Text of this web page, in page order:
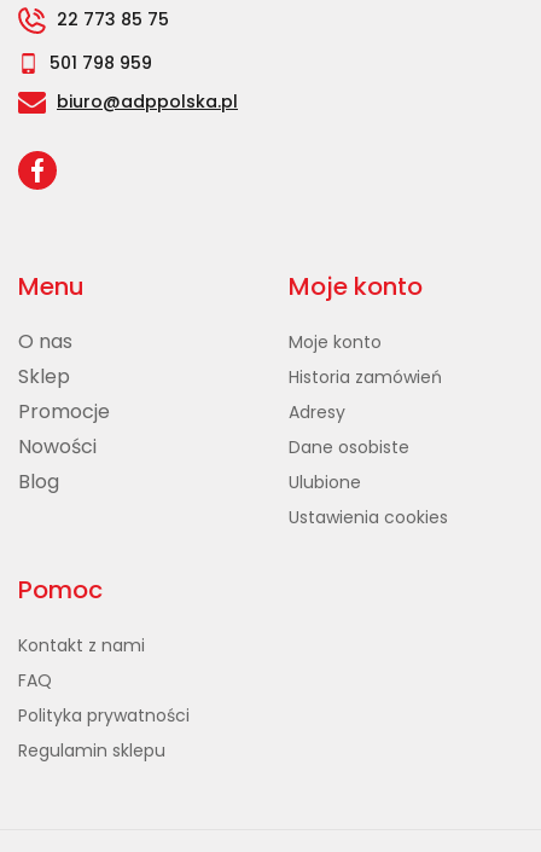
22 773 85 75
501 798 959
biuro@adppolska.pl
Menu
O nas
Sklep
Promocje
Nowości
Blog
Moje konto
Moje konto
Historia zamówień
Adresy
Dane osobiste
Ulubione
Ustawienia cookies
Pomoc
Kontakt z nami
FAQ
Polityka prywatności
Regulamin sklepu